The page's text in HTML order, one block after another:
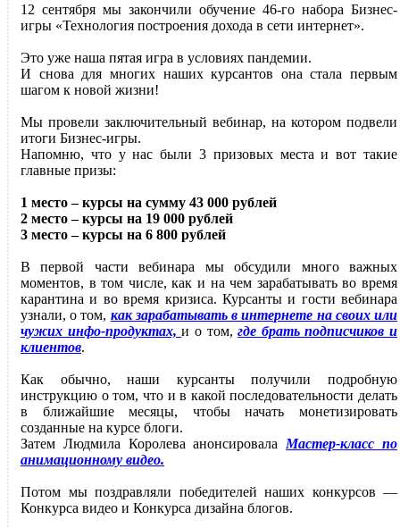
12 сентября мы закончили обучение 46-го набора Бизнес-
игры «Технология построения дохода в сети интернет».
Это уже наша пятая игра в условиях пандемии.
И снова для многих наших курсантов она стала первым
шагом к новой жизни!
Мы провели заключительный вебинар, на котором подвели
итоги Бизнес-игры.
Напомню, что у нас были 3 призовых места и вот такие
главные призы:
1 место – курсы на сумму 43 000 рублей
2 место – курсы на 19 000 рублей
3 место – курсы на 6 800 рублей
В первой части вебинара мы обсудили много важных
моментов, в том числе, как и на чем зарабатывать во время
карантина и во время кризиса. Курсанты и гости вебинара
узнали, о том, как зарабатывать в интернете на своих или
чужих инфо-продуктах,и о том,где брать подписчиков и
клиентов.
Как обычно, наши курсанты получили подробную
инструкцию о том, что и в какой последовательности делать
в ближайшие месяцы, чтобы начать монетизировать
созданные на курсе блоги.
Затем Людмила Королева анонсировала Мастер-класс по
анимационному видео.
Потом мы поздравляли победителей наших конкурсов —
Конкурса видео и Конкурса дизайна блогов.